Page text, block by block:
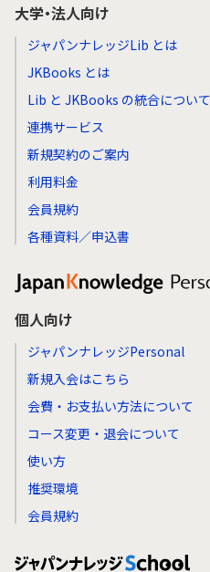
大学・法人向け
ジャパンナレッジLib とは
JKBooks とは
Lib と JKBooks の統合について
連携サービス
新規契約のご案内
利用料金
会員規約
各種資料／申込書
個人向け
ジャパンナレッジPersonal
新規入会はこちら
会費・お支払い方法について
コース変更・退会について
使い方
推奨環境
会員規約